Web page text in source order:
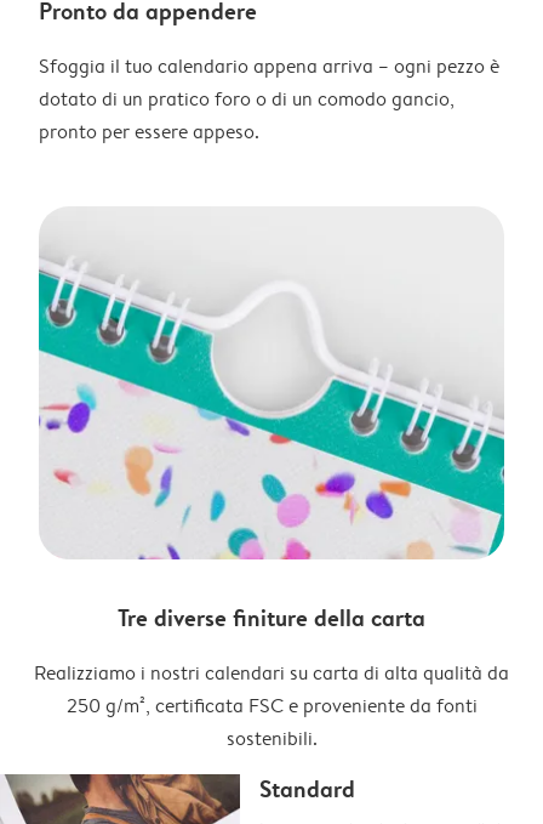
Pronto da appendere
Sfoggia il tuo calendario appena arriva – ogni pezzo è
dotato di un pratico foro o di un comodo gancio,
pronto per essere appeso.
Tre diverse finiture della carta
Realizziamo i nostri calendari su carta di alta qualità da
250 g/m², certificata FSC e proveniente da fonti
sostenibili.
Standard